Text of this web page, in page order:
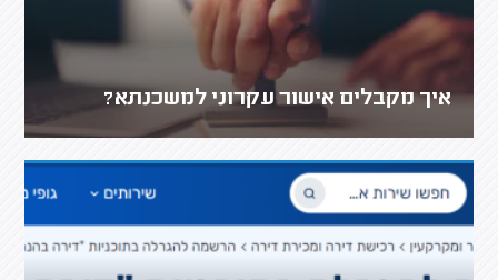
איך מקבלים אישור עקרוני למשכנתא?